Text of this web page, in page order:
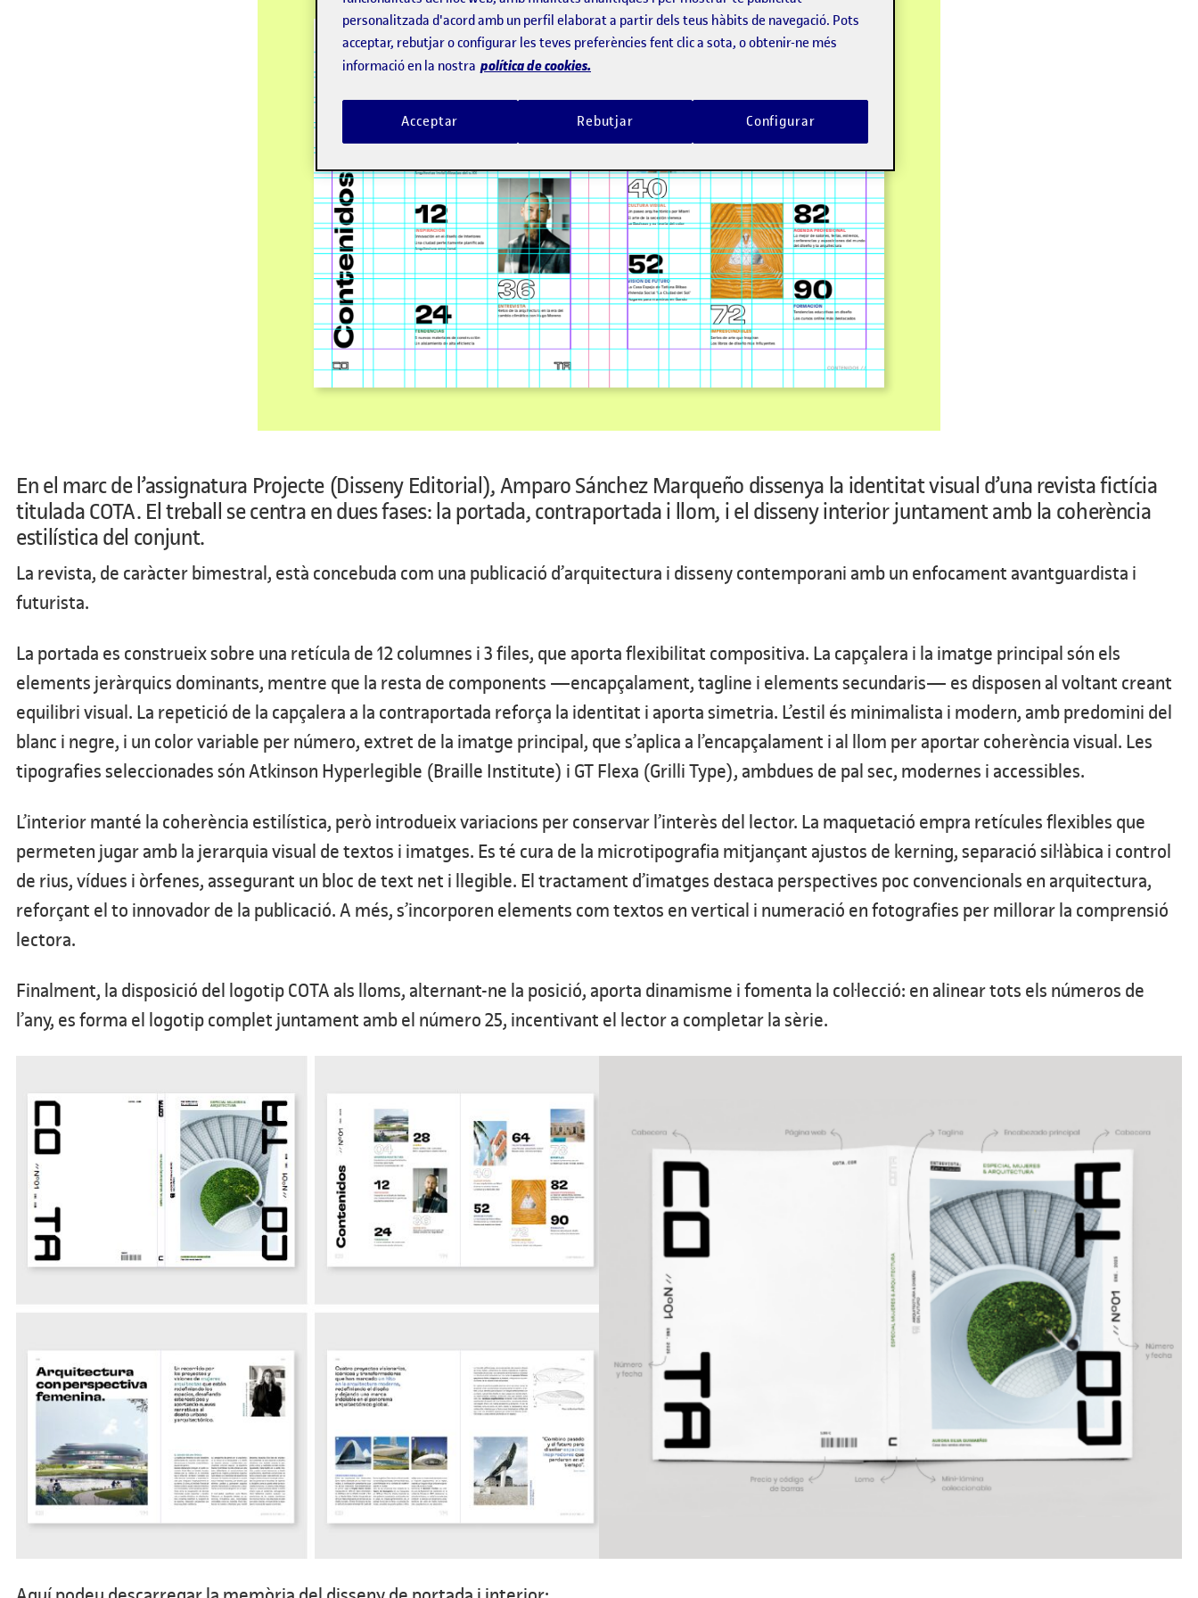
En el marc de l’assignatura Projecte (Disseny Editorial), Amparo Sánchez Marqueño dissenya la identitat visual d’una revista fictícia
titulada COTA. El treball se centra en dues fases: la portada, contraportada i llom, i el disseny interior juntament amb la coherència
estilística del conjunt.
La revista, de caràcter bimestral, està concebuda com una publicació d’arquitectura i disseny contemporani amb un enfocament avantguardista i
futurista.
La portada es construeix sobre una retícula de 12 columnes i 3 files, que aporta flexibilitat compositiva. La capçalera i la imatge principal són els
elements jeràrquics dominants, mentre que la resta de components —encapçalament, tagline i elements secundaris— es disposen al voltant creant
equilibri visual. La repetició de la capçalera a la contraportada reforça la identitat i aporta simetria. L’estil és minimalista i modern, amb predomini del
blanc i negre, i un color variable per número, extret de la imatge principal, que s’aplica a l’encapçalament i al llom per aportar coherència visual. Les
tipografies seleccionades són Atkinson Hyperlegible (Braille Institute) i GT Flexa (Grilli Type), ambdues de pal sec, modernes i accessibles.
L’interior manté la coherència estilística, però introdueix variacions per conservar l’interès del lector. La maquetació empra retícules flexibles que
permeten jugar amb la jerarquia visual de textos i imatges. Es té cura de la microtipografia mitjançant ajustos de kerning, separació sil·làbica i control
de rius, vídues i òrfenes, assegurant un bloc de text net i llegible. El tractament d’imatges destaca perspectives poc convencionals en arquitectura,
reforçant el to innovador de la publicació. A més, s’incorporen elements com textos en vertical i numeració en fotografies per millorar la comprensió
lectora.
Finalment, la disposició del logotip COTA als lloms, alternant-ne la posició, aporta dinamisme i fomenta la col·lecció: en alinear tots els números de
l’any, es forma el logotip complet juntament amb el número 25, incentivant el lector a completar la sèrie.
personalitzada d'acord amb un perfil elaborat a partir dels teus hàbits de navegació. Pots
acceptar, rebutjar o configurar les teves preferències fent clic a sota, o obtenir-ne més
informació en la nostra política de cookies.
Rebutjar
Acceptar Configurar